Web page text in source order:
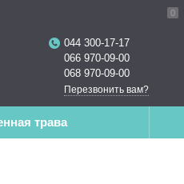
0
044 300-17-17
066 970-09-00
068 970-09-00
Перезвонить вам?
трава